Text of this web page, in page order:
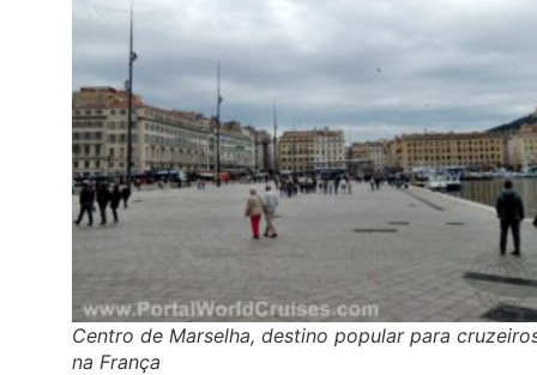
Centro de Marselha, destino popular para
na França